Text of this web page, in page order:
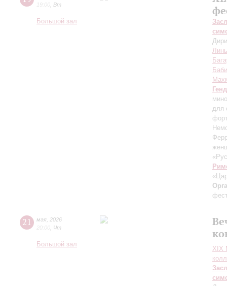
19:00 Вт
Большой зал
для
21 мая 2026
20:00 Чт
Большой зал
XIХ